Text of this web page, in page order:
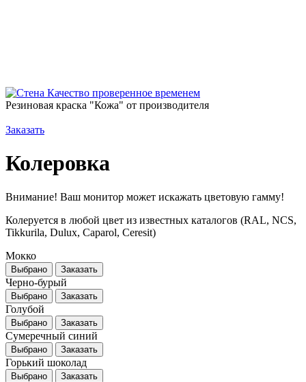
Качество проверенное временем
Резиновая краска "Кожа" от производителя
Заказать
Колеровка
Внимание! Ваш монитор может искажать цветовую гамму!
Колеруется в любой цвет из известных каталогов (RAL, NCS,
Tikkurila, Dulux, Caparol, Ceresit)
Мокко
Выбрано Заказать
Черно-бурый
Выбрано Заказать
Голубой
Выбрано Заказать
Сумеречный синий
Выбрано Заказать
Горький шоколад
Выбрано Заказать